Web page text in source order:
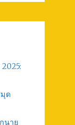
มุด
นาย